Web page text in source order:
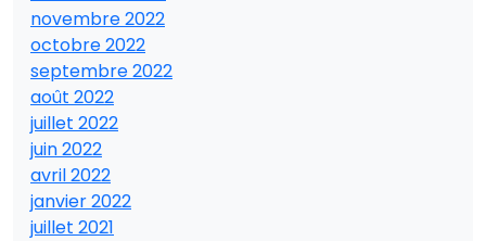
novembre 2022
octobre 2022
septembre 2022
août 2022
juillet 2022
juin 2022
avril 2022
janvier 2022
juillet 2021